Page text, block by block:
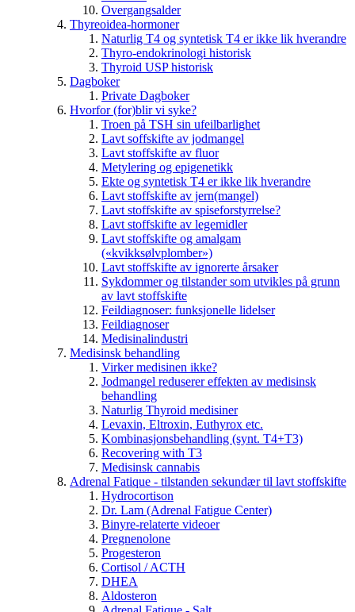
Overgangsalder
Thyreoidea-hormoner
Naturlig T4 og syntetisk T4 er ikke lik hverandre
Thyro-endokrinologi historisk
Thyroid USP historisk
Dagboker
Private Dagboker
Hvorfor (for)blir vi syke?
Troen på TSH sin ufeilbarlighet
Lavt soffskifte av jodmangel
Lavt stoffskifte av fluor
Metylering og epigenetikk
Ekte og syntetisk T4 er ikke lik hverandre
Lavt stoffskifte av jern(mangel)
Lavt stoffskifte av spiseforstyrrelse?
Lavt stoffskifte av legemidler
Lavt stoffskifte og amalgam
(«kvikksølvplomber»)
Lavt stoffskifte av ignorerte årsaker
Sykdommer og tilstander som utvikles på grunn
av lavt stoffskifte
Feildiagnoser: funksjonelle lidelser
Feildiagnoser
Medisinalindustri
Medisinsk behandling
Virker medisinen ikke?
Jodmangel reduserer effekten av medisinsk
behandling
Naturlig Thyroid medisiner
Levaxin, Eltroxin, Euthyrox etc.
Kombinasjonsbehandling (synt. T4+T3)
Recovering with T3
Medisinsk cannabis
Adrenal Fatique - tilstanden sekundær til lavt stoffskifte
Hydrocortison
Dr. Lam (Adrenal Fatigue Center)
Binyre-relaterte videoer
Pregnenolone
Progesteron
Cortisol / ACTH
DHEA
Aldosteron